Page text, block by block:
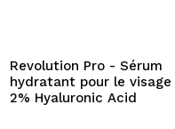
Revolution Pro - Sérum
hydratant pour le visage
2% Hyaluronic Acid